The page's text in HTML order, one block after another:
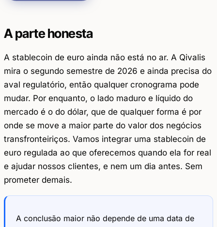
A parte honesta
A stablecoin de euro ainda não está no ar. A Qivalis
mira o segundo semestre de 2026 e ainda precisa do
aval regulatório, então qualquer cronograma pode
mudar. Por enquanto, o lado maduro e líquido do
mercado é o do dólar, que de qualquer forma é por
onde se move a maior parte do valor dos negócios
transfronteiriços. Vamos integrar uma stablecoin de
euro regulada ao que oferecemos quando ela for real
e ajudar nossos clientes, e nem um dia antes. Sem
prometer demais.
A conclusão maior não depende de uma data de